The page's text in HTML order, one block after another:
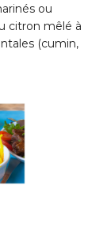
ou
citron mêlé à
(cumin,